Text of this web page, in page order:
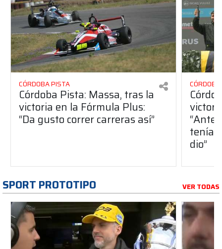
CÓRDOBA PISTA
Córdoba Pista: Massa, tras la
victoria en la Fórmula Plus:
“Da gusto correr carreras así”
dio”
SPORT PROTOTIPO VER TODAS